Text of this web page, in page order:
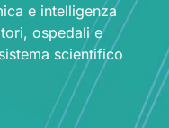
e intelligenza
ospedali e
scientifico